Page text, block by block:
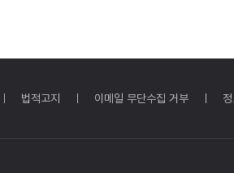
법적고지 이메일 무단수집 거부